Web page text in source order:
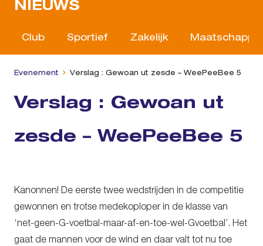
NIEUWS
Club Sportief Zakelijk
Evenement Verslag : Gewoan ut zesde – WeePeeBee 5
Verslag : Gewoan ut
zesde – WeePeeBee 5
Kanonnen! De eerste twee wedstrijden in de competitie
gewonnen en trotse medekoploper in de klasse van
‘net-geen-G-voetbal-maar-af-en-toe-wel-Gvoetbal’. Het
gaat de mannen voor de wind en daar valt tot nu toe